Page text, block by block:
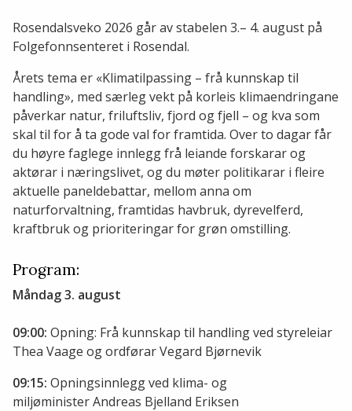
Rosendalsveko 2026 går av stabelen 3.– 4. august på
Folgefonnsenteret i Rosendal.
Årets tema er «Klimatilpassing – frå kunnskap til
handling», med særleg vekt på korleis klimaendringane
påverkar natur, friluftsliv, fjord og fjell – og kva som
skal til for å ta gode val for framtida. Over to dagar får
du høyre faglege innlegg frå leiande forskarar og
aktørar i næringslivet, og du møter politikarar i fleire
aktuelle paneldebattar, mellom anna om
naturforvaltning, framtidas havbruk, dyrevelferd,
kraftbruk og prioriteringar for grøn omstilling.
Program:
Måndag 3. august
09:00: Opning: Frå kunnskap til handling ved styreleiar
Thea Vaage og ordførar Vegard Bjørnevik
09:15: Opningsinnlegg ved klima- og
miljøminister Andreas Bjelland Eriksen